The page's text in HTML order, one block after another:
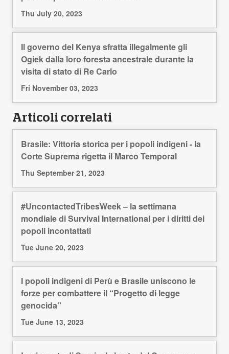
Thu July 20, 2023
Il governo del Kenya sfratta illegalmente gli
Ogiek dalla loro foresta ancestrale durante la
visita di stato di Re Carlo
Fri November 03, 2023
Articoli correlati
Brasile: Vittoria storica per i popoli indigeni - la
Corte Suprema rigetta il Marco Temporal
Thu September 21, 2023
#UncontactedTribesWeek – la settimana
mondiale di Survival International per i diritti dei
popoli incontattati
Tue June 20, 2023
I popoli indigeni di Perù e Brasile uniscono le
forze per combattere il “Progetto di legge
genocida”
Tue June 13, 2023